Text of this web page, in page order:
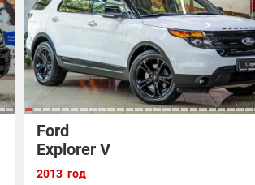
Ford
Explorer V
2013 год